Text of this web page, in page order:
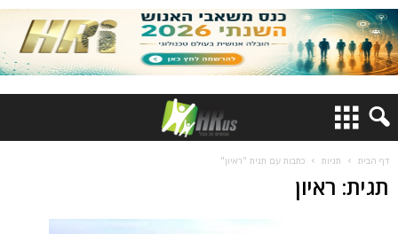
דף הבית תגיות כתבות עם תגית "ראיון"
תגית: ראיון